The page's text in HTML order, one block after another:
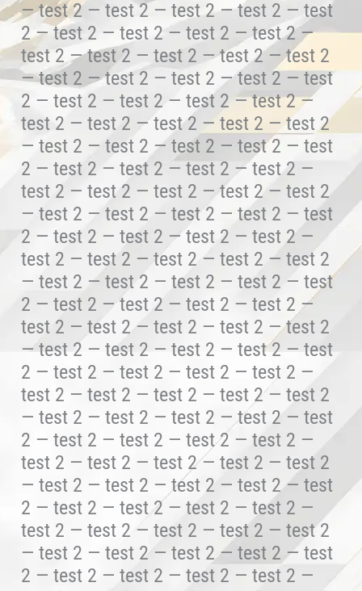
— test 2 — test 2 — test 2 — test 2 — test
2 — test 2 — test 2 — test 2 — test 2 —
test 2 — test 2 — test 2 — test 2 — test 2
— test 2 — test 2 — test 2 — test 2 — test
2 — test 2 — test 2 — test 2 — test 2 —
test 2 — test 2 — test 2 — test 2 — test 2
— test 2 — test 2 — test 2 — test 2 — test
2 — test 2 — test 2 — test 2 — test 2 —
test 2 — test 2 — test 2 — test 2 — test 2
— test 2 — test 2 — test 2 — test 2 — test
2 — test 2 — test 2 — test 2 — test 2 —
test 2 — test 2 — test 2 — test 2 — test 2
— test 2 — test 2 — test 2 — test 2 — test
2 — test 2 — test 2 — test 2 — test 2 —
test 2 — test 2 — test 2 — test 2 — test 2
— test 2 — test 2 — test 2 — test 2 — test
2 — test 2 — test 2 — test 2 — test 2 —
test 2 — test 2 — test 2 — test 2 — test 2
— test 2 — test 2 — test 2 — test 2 — test
2 — test 2 — test 2 — test 2 — test 2 —
test 2 — test 2 — test 2 — test 2 — test 2
— test 2 — test 2 — test 2 — test 2 — test
2 — test 2 — test 2 — test 2 — test 2 —
test 2 — test 2 — test 2 — test 2 — test 2
— test 2 — test 2 — test 2 — test 2 — test
2 — test 2 — test 2 — test 2 — test 2 —